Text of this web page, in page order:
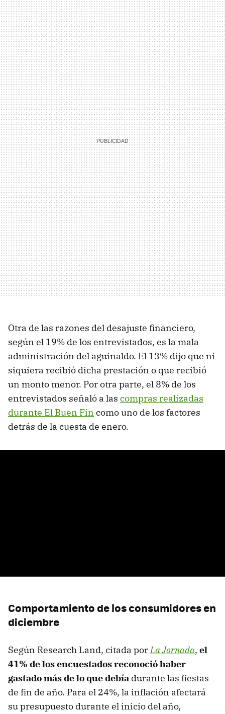
Otra de las razones del desajuste financiero,
según el 19% de los entrevistados, es la mala
administración del aguinaldo. El 13% dijo que ni
siquiera recibió dicha prestación o que recibió
un monto menor. Por otra parte, el 8% de los
entrevistados señaló a las compras realizadas
durante El Buen Fin como uno de los factores
detrás de la cuesta de enero.
Comportamiento de los consumidores en
diciembre
Según Research Land, citada porLa Jornada, el
41% de los encuestados reconoció haber
gastado más de lo que debía durante las fiestas
de fin de año. Para el 24%, la inflación afectará
su presupuesto durante el inicio del año,